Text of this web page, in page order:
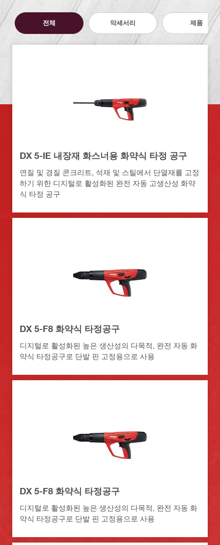
전체 악세서리 제품
DX 5-IE 내장재 화스너용 화약식 타정 공구
연질 및 경질 콘크리트, 석재 및 스틸에서 단열재를 고정
하기 위한 디지털로 활성화된 완전 자동 고생산성 화약
식 타정 공구
DX 5-F8 화약식 타정공구
디지털로 활성화된 높은 생산성의 다목적, 완전 자동 화
약식 타정공구로 단발 핀 고정용으로 사용
DX 5-F8 화약식 타정공구
디지털로 활성화된 높은 생산성의 다목적, 완전 자동 화
약식 타정공구로 단발 핀 고정용으로 사용